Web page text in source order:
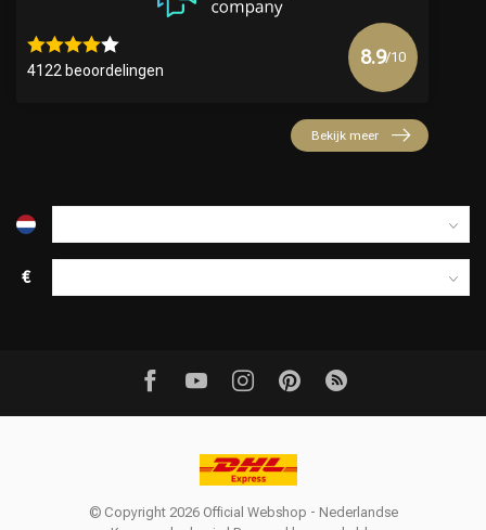
4122 beoordelingen
8.9/10
Bekijk meer
€
© Copyright 2026 Official Webshop - Nederlandse